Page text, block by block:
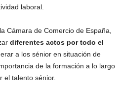
laboral.
Cámara de Comercio de España,
diferentes actos por todo el
a los sénior en situación de
de la formación a lo largo
el talento sénior.